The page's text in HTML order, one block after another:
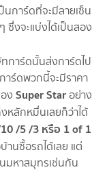
นการ์ดที่จะมีลายเซ็น
ซึ่งจะแบ่งได้เป็นสอง
การ์ดนั้นส่งการ์ดไป
าร์ดพวกนี้จะมีราคา
ง Super Starอย่าง
หลักหมื่นเลยก็ว่าได้
/5 /3 หรือ 1 of 1
านซื้อรถได้เลย แต่
มหาสมุทรเช่นกัน